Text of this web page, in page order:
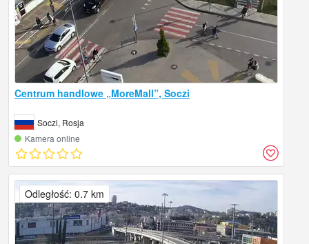
Centrum handlowe „MoreMall”, Soczi
Soczi, Rosja
Kamera online
Odległość: 0.7 km